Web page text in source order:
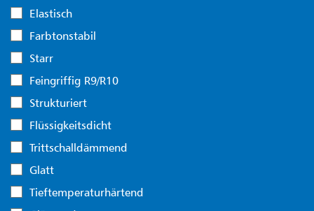
Elastisch
Farbtonstabil
Starr
Feingriffig R9/R10
Strukturiert
Flüssigkeitsdicht
Trittschalldämmend
Glatt
Tieftemperaturhärtend